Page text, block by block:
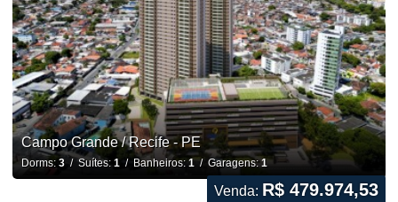
Campo Grande / Recife - PE
Dorms: 3/ Suítes: 1/ Banheiros: 1/ Garagens:1
Venda: R$ 479.974,53